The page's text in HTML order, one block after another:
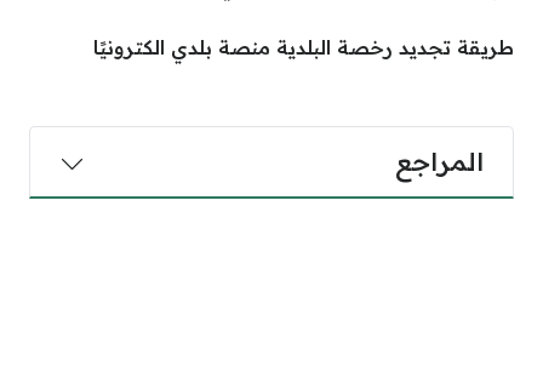
طريقة تجديد رخصة البلدية منصة بلدي الكترونيًا
المراجع